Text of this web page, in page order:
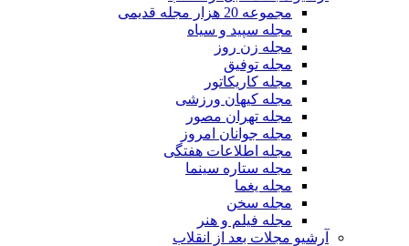
مجموعه 20 هزار مجله قدیمی
مجله سپید و سیاه
مجله زن روز
مجله توفیق
مجله کاریکاتور
مجله کیهان ورزشی
مجله تهران مصور
مجله جوانان امروز
مجله اطلاعات هفتگی
مجله ستاره سینما
مجله یغما
مجله سخن
مجله فیلم و هنر
آرشیو مجلات بعد از انقلاب